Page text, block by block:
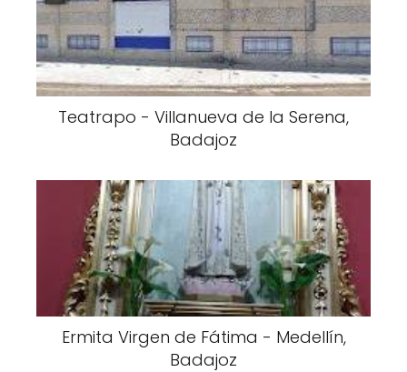
Teatrapo - Villanueva de la Serena,
Badajoz
Ermita Virgen de Fátima - Medellín,
Badajoz